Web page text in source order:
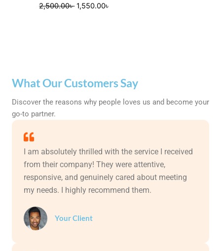
2,500.00৳ 1,550.00৳
What Our Customers Say
Discover the reasons why people loves us and become your
go-to partner.
I am absolutely thrilled with the service I received
from their company! They were attentive,
responsive, and genuinely cared about meeting
my needs. I highly recommend them.
Your Client